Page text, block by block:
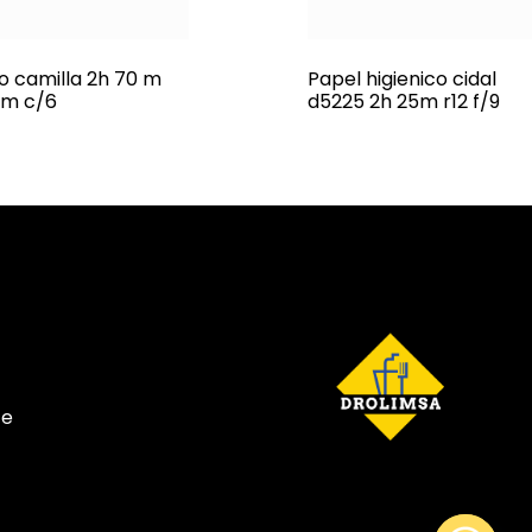
camilla 2h 70 m
c/6
Papel higienico cidal
d5225 2h 25m r12 f/9